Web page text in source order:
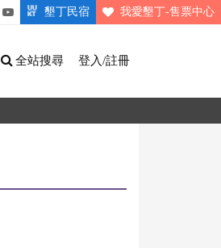
墾丁
墾丁民宿 我愛墾丁-售票中心
登入/註冊
全站搜尋